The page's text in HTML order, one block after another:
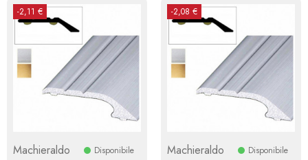
-2,11 €
Machieraldo Disponibile
-2,08 €
Machieraldo Disponibile